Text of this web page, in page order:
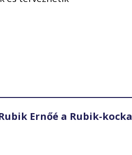
Ernőé a Rubik-kocka